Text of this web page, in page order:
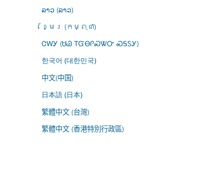
ລາວ (ລາວ)
ខ្មែរ (កម្ពុជា)
ᏣᎳᎩ (ᏌᏊ ᎢᏳᎾᎵᏍᏔᏅ ᏍᎦᏚᎩ)
한국어 (대한민국)
中文(中国)
日本語 (日本)
繁體中文 (台灣)
繁體中文 (香港特別行政區)